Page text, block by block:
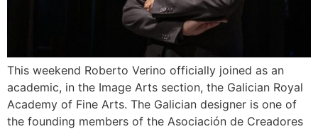
This weekend Roberto Verino officially joined as an
academic, in the Image Arts section, the Galician Royal
Academy of Fine Arts. The Galician designer is one of
the founding members of the Asociación de Creadores